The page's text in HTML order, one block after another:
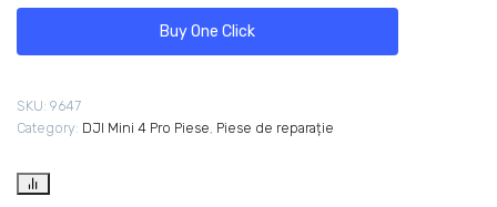
Buy One Click
SKU: 9647
Category: DJI Mini 4 Pro Piese Piese de reparație